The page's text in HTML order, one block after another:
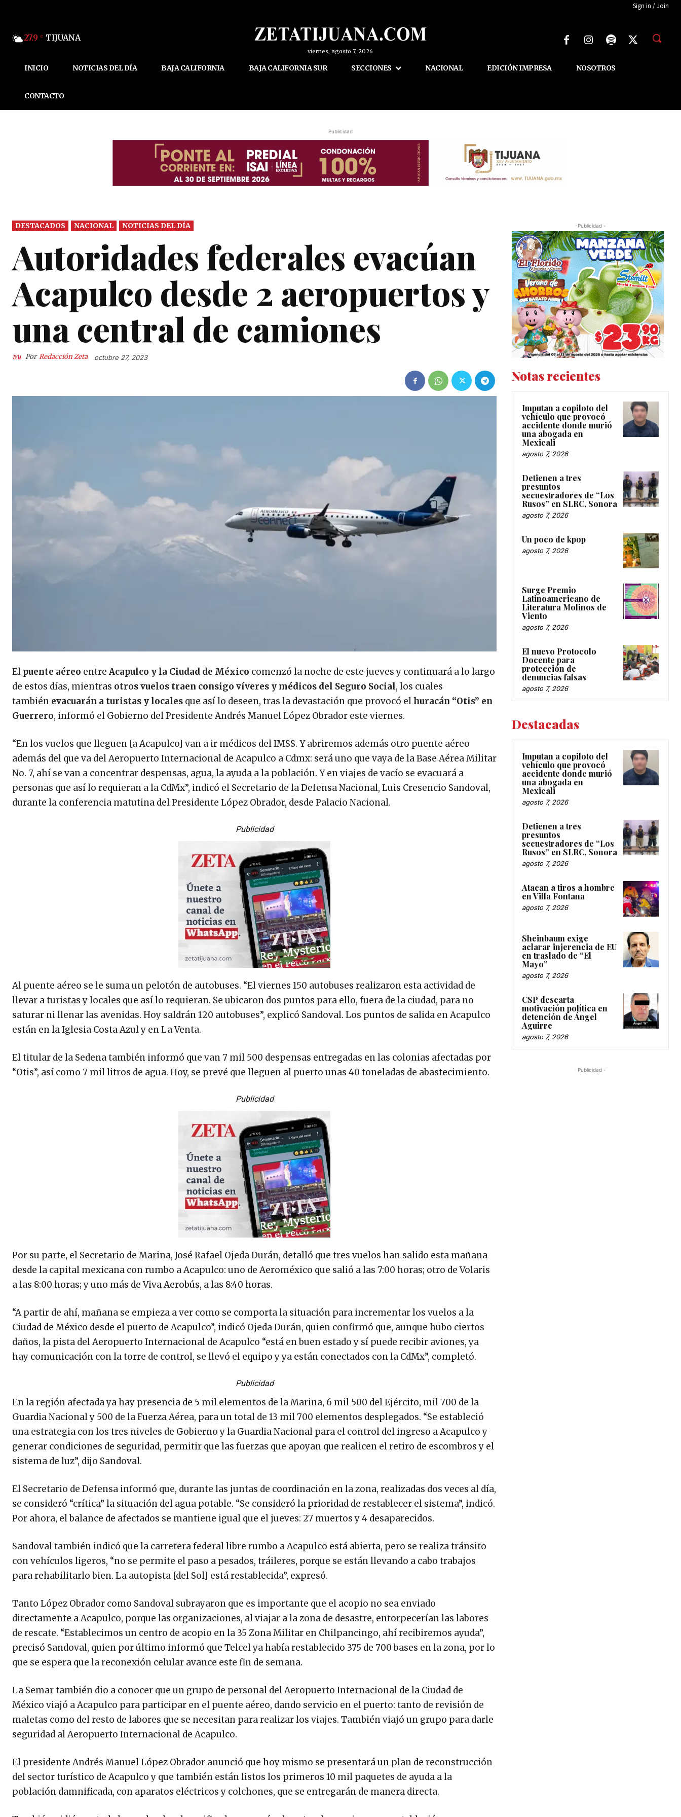
Sign in / Join
27.9 C TIJUANA
viernes, agosto 7, 2026
INICIO NOTICIAS DEL DÍA BAJA CALIFORNIA BAJA CALIFORNIA SUR SECCIONES NACIONAL EDICIÓN IMPRESA NOSOTROS
CONTACTO
Publicidad
DESTACADOS NACIONAL NOTICIAS DEL DÍA
Autoridades federales evacúan
Acapulco desde 2 aeropuertos y
una central de camiones
Por Redacción Zeta octubre 27, 2023
El puente aéreo entre Acapulco y la Ciudad de México comenzó la noche de este jueves y continuará a lo largo
de estos días, mientras otros vuelos traen consigo víveres y médicos del Seguro Social, los cuales
también evacuarán a turistas y locales que así lo deseen, tras la devastación que provocó elhuracán “Otis” en
Guerrero, informó el Gobierno del Presidente Andrés Manuel López Obrador este viernes.
“En los vuelos que lleguen [a Acapulco] van a ir médicos del IMSS. Y abriremos además otro puente aéreo
además del que va del Aeropuerto Internacional de Acapulco a Cdmx: será uno que vaya de la Base Aérea Militar
No. 7, ahí se van a concentrar despensas, agua, la ayuda a la población. Y en viajes de vacío se evacuará a
personas que así lo requieran a la CdMx”, indicó el Secretario de la Defensa Nacional, Luis Cresencio Sandoval,
durante la conferencia matutina del Presidente López Obrador, desde Palacio Nacional.
Publicidad
Al puente aéreo se le suma un pelotón de autobuses. “El viernes 150 autobuses realizaron esta actividad de
llevar a turistas y locales que así lo requieran. Se ubicaron dos puntos para ello, fuera de la ciudad, para no
saturar ni llenar las avenidas. Hoy saldrán 120 autobuses”, explicó Sandoval. Los puntos de salida en Acapulco
están en la Iglesia Costa Azul y en La Venta.
El titular de la Sedena también informó que van 7 mil 500 despensas entregadas en las colonias afectadas por
“Otis”, así como 7 mil litros de agua. Hoy, se prevé que lleguen al puerto unas 40 toneladas de abastecimiento.
Publicidad
Por su parte, el Secretario de Marina, José Rafael Ojeda Durán, detalló que tres vuelos han salido esta mañana
desde la capital mexicana con rumbo a Acapulco: uno de Aeroméxico que salió a las 7:00 horas; otro de Volaris
a las 8:00 horas; y uno más de Viva Aerobús, a las 8:40 horas.
“A partir de ahí, mañana se empieza a ver como se comporta la situación para incrementar los vuelos a la
Ciudad de México desde el puerto de Acapulco”, indicó Ojeda Durán, quien confirmó que, aunque hubo ciertos
daños, la pista del Aeropuerto Internacional de Acapulco “está en buen estado y sí puede recibir aviones, ya
hay comunicación con la torre de control, se llevó el equipo y ya están conectados con la CdMx”, completó.
Publicidad
En la región afectada ya hay presencia de 5 mil elementos de la Marina, 6 mil 500 del Ejército, mil 700 de la
Guardia Nacional y 500 de la Fuerza Aérea, para un total de 13 mil 700 elementos desplegados. “Se estableció
una estrategia con los tres niveles de Gobierno y la Guardia Nacional para el control del ingreso a Acapulco y
generar condiciones de seguridad, permitir que las fuerzas que apoyan que realicen el retiro de escombros y el
sistema de luz”, dijo Sandoval.
El Secretario de Defensa informó que, durante las juntas de coordinación en la zona, realizadas dos veces al día,
se consideró “crítica” la situación del agua potable. “Se consideró la prioridad de restablecer el sistema”, indicó.
Por ahora, el balance de afectados se mantiene igual que el jueves: 27 muertos y 4 desaparecidos.
Sandoval también indicó que la carretera federal libre rumbo a Acapulco está abierta, pero se realiza tránsito
con vehículos ligeros, “no se permite el paso a pesados, tráileres, porque se están llevando a cabo trabajos
para rehabilitarlo bien. La autopista [del Sol] está restablecida”, expresó.
Tanto López Obrador como Sandoval subrayaron que es importante que el acopio no sea enviado
directamente a Acapulco, porque las organizaciones, al viajar a la zona de desastre, entorpecerían las labores
de rescate. “Establecimos un centro de acopio en la 35 Zona Militar en Chilpancingo, ahí recibiremos ayuda”,
precisó Sandoval, quien por último informó que Telcel ya había restablecido 375 de 700 bases en la zona, por lo
que se espera que la reconexión celular avance este fin de semana.
La Semar también dio a conocer que un grupo de personal del Aeropuerto Internacional de la Ciudad de
México viajó a Acapulco para participar en el puente aéreo, dando servicio en el puerto: tanto de revisión de
maletas como del resto de labores que se necesitan para realizar los viajes. También viajó un grupo para darle
seguridad al Aeropuerto Internacional de Acapulco.
El presidente Andrés Manuel López Obrador anunció que hoy mismo se presentará un plan de reconstrucción
del sector turístico de Acapulco y que también están listos los primeros 10 mil paquetes de ayuda a la
población damnificada, con aparatos eléctricos y colchones, que se entregarán de manera directa.
-Publicidad -
Notas recientes
Imputan a copiloto del
vehículo que provocó
accidente donde murió
una abogada en
Mexicali
agosto 7, 2026
Detienen a tres
presuntos
secuestradores de “Los
Rusos” en SLRC, Sonora
agosto 7, 2026
Un poco de kpop
agosto 7, 2026
Surge Premio
Latinoamericano de
Literatura Molinos de
Viento
agosto 7, 2026
El nuevo Protocolo
Docente para
protección de
denuncias falsas
agosto 7, 2026
Destacadas
Imputan a copiloto del
vehículo que provocó
accidente donde murió
una abogada en
Mexicali
agosto 7, 2026
Detienen a tres
presuntos
secuestradores de “Los
Rusos” en SLRC, Sonora
agosto 7, 2026
Atacan a tiros a hombre
en Villa Fontana
agosto 7, 2026
Sheinbaum exige
aclarar injerencia de EU
en traslado de “El
Mayo”
agosto 7, 2026
CSP descarta
motivación política en
detención de Ángel
Aguirre
agosto 7, 2026
-Publicidad -